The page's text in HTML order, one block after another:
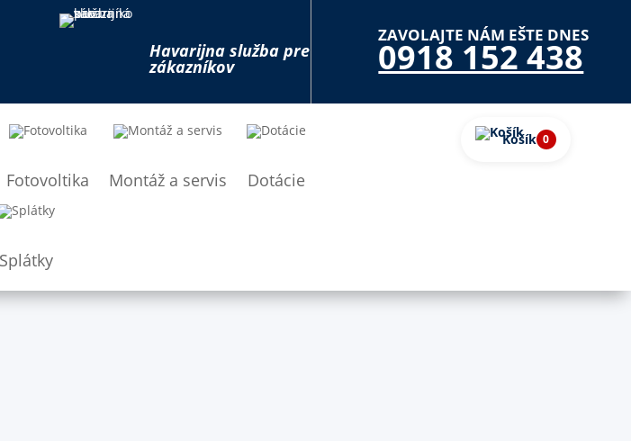
Havarijna služba pre
zákazníkov
ZAVOLAJTE NÁM EŠTE DNES
0918 152 438
Fotovoltika Montáž a servis Dotácie
Splátky
Košík 0